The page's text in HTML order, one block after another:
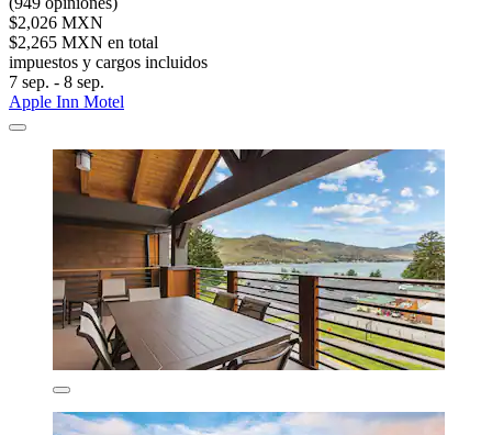
$2,026 MXN
$2,265 MXN en total
impuestos y cargos incluidos
7 sep. - 8 sep.
Apple Inn Motel